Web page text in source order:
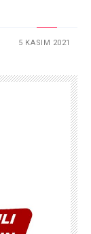
5 KASIM 2021